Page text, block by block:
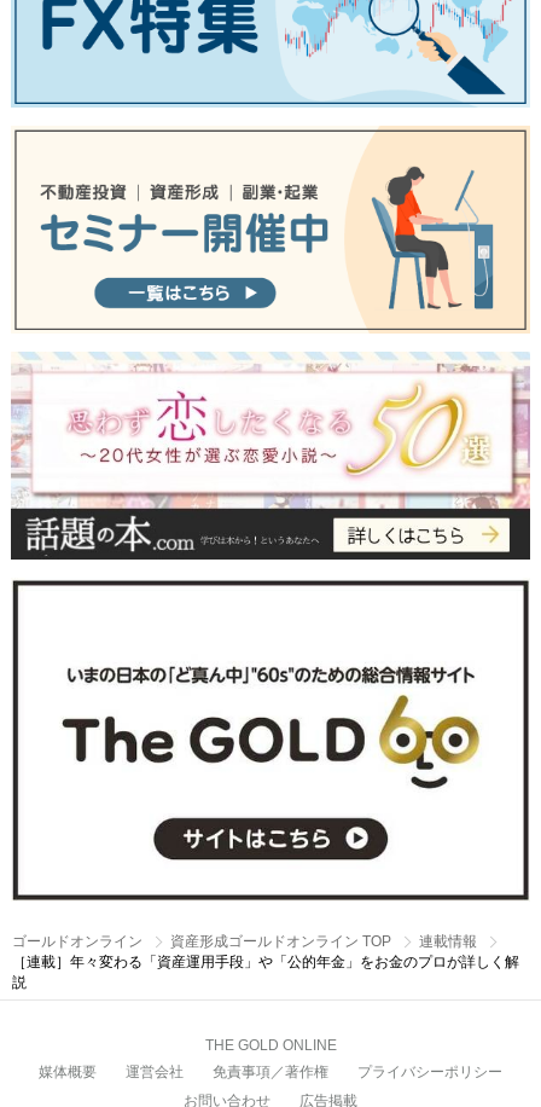
ゴールドオンライン 資産形成ゴールドオンライン TOP
連載情報
［連載］年々変わる「資産運用手段」や「公的年金」をお金のプロが詳しく解
説
THE GOLD ONLINE
媒体概要
運営会社 免責事項／著作権
プライバシーポリシー
お問い合わせ
広告掲載